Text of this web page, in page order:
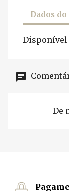
Dados
Disponível
De